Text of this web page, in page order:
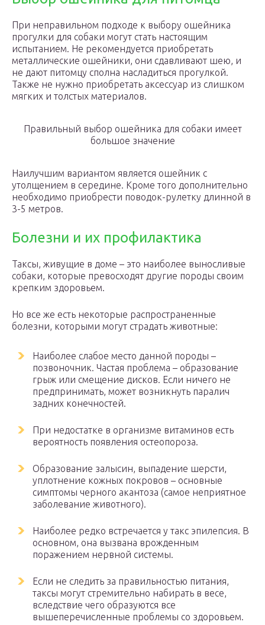
При неправильном подходе к выбору ошейника
прогулки для собаки могут стать настоящим
испытанием. Не рекомендуется приобретать
металлические ошейники, они сдавливают шею, и
не дают питомцу сполна насладиться прогулкой.
Также не нужно приобретать аксессуар из слишком
мягких и толстых материалов.
Правильный выбор ошейника для собаки имеет
большое значение
Наилучшим вариантом является ошейник с
утолщением в середине. Кроме того дополнительно
необходимо приобрести поводок-рулетку длинной в
3-5 метров.
Болезни и их профилактика
Таксы, живущие в доме – это наиболее выносливые
собаки, которые превосходят другие породы своим
крепким здоровьем.
Но все же есть некоторые распространенные
болезни, которыми могут страдать животные:
Наиболее слабое место данной породы –
позвоночник. Частая проблема – образование
грыж или смещение дисков. Если ничего не
предпринимать, может возникнуть паралич
задних конечностей.
При недостатке в организме витаминов есть
вероятность появления остеопороза.
Образование залысин, выпадение шерсти,
уплотнение кожных покровов – основные
симптомы черного акантоза (самое неприятное
заболевание животного).
Наиболее редко встречается у такс эпилепсия. В
основном, она вызвана врожденным
поражением нервной системы.
Если не следить за правильностью питания,
таксы могут стремительно набирать в весе,
вследствие чего образуются все
вышеперечисленные проблемы со здоровьем.